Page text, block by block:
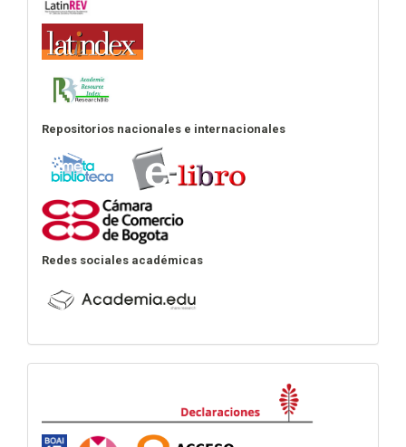
Repositorios nacionales e internacionales
Redes sociales académicas